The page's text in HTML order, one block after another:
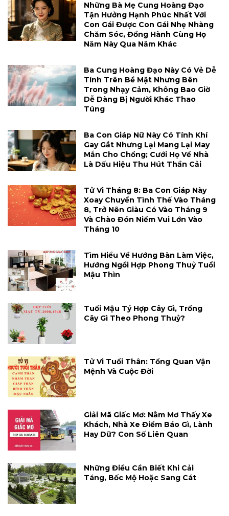
Những Bà Mẹ Cung Hoàng Đạo
Tận Hưởng Hạnh Phúc Nhất Với
Con Gái Được Con Gái Nhẹ Nhàng
Chăm Sóc, Đồng Hành Cùng Họ
Năm Này Qua Năm Khác
Ba Cung Hoàng Đạo Này Có Vẻ Dễ
Tính Trên Bề Mặt Nhưng Bên
Trong Nhạy Cảm, Không Bao Giờ
Dễ Dàng Bị Người Khác Thao
Túng
Ba Con Giáp Nữ Này Có Tính Khí
Gay Gắt Nhưng Lại Mang Lại May
Mắn Cho Chồng; Cưới Họ Về Nhà
Là Dấu Hiệu Thu Hút Thần Cải
Tử Vi Tháng 8: Ba Con Giáp Này
Xoay Chuyển Tình Thế Vào Tháng
8, Trở Nên Giàu Có Vào Tháng 9
Và Chào Đón Niềm Vui Lớn Vào
Tháng 10
Tìm Hiểu Về Hướng Bàn Làm Việc,
Hướng Ngồi Hợp Phong Thuỷ Tuổi
Mậu Thìn
Tuổi Mậu Tý Hợp Cây Gì, Trồng
Cây Gì Theo Phong Thuỷ?
Tử Vi Tuổi Thân: Tổng Quan Vận
Mệnh Và Cuộc Đời
Giải Mã Giấc Mơ: Nằm Mơ Thấy Xe
Khách, Nhà Xe Điềm Báo Gì, Lành
Hay Dữ? Con Số Liên Quan
Những Điều Cần Biết Khi Cải
Táng, Bốc Mộ Hoặc Sang Cát